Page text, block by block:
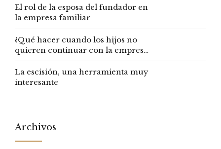
El rol de la esposa del fundador en
la empresa familiar
¿Qué hacer cuando los hijos no
quieren continuar con la empresa
La escisión, una herramienta muy
interesante
Archivos